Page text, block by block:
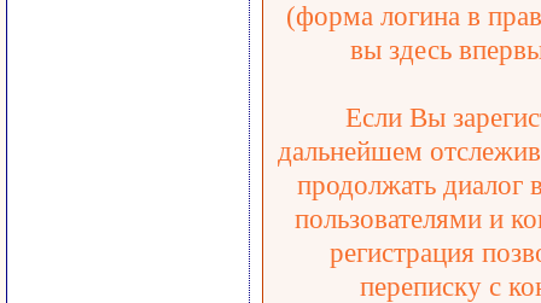
(форма логина в
вы здесь
Если Вы
дальнейшем
продолжать диалог
пользователями и
регистрация
переписку с